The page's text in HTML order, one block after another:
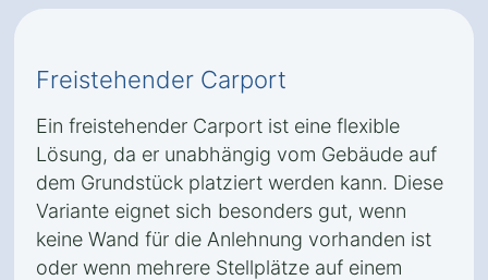
Freistehender Carport
Ein freistehender Carport ist eine flexible
Lösung, da er unabhängig vom Gebäude auf
dem Grundstück platziert werden kann. Diese
Variante eignet sich besonders gut, wenn
keine Wand für die Anlehnung vorhanden ist
oder wenn mehrere Stellplätze auf einem